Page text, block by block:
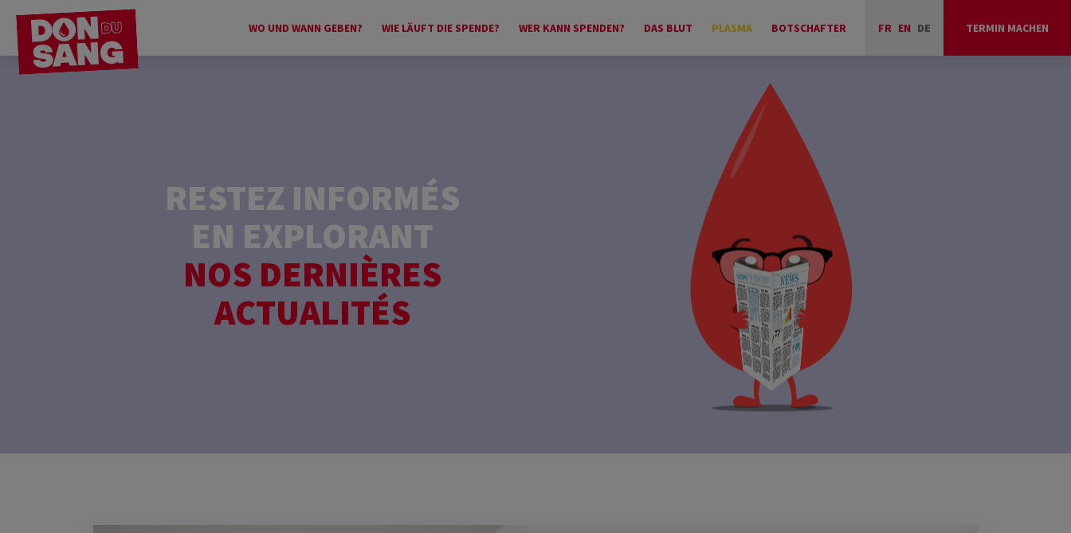
WO UND WANN GEBEN? WIE LÄUFT DIE SPENDE? WER KANN SPENDEN? DAS BLUT PLASMA BOTSCHAFTER FR EN DE TERMIN MACHEN
RESTEZ INFORMÉS
EN EXPLORANT
NOS DERNIÈRES
ACTUALITÉS